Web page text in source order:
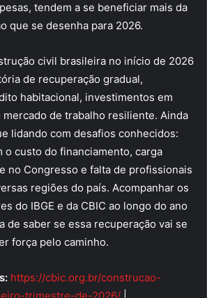
tendem a se beneficiar mais da
que se desenha para 2026.
civil brasileira no início de 2026
de recuperação gradual,
habitacional, investimentos em
de trabalho resiliente. Ainda
lidando com desafios conhecidos:
o custo do financiamento, carga
no Congresso e falta de profissionais
regiões do país. Acompanhar os
do IBGE e da CBIC ao longo do ano
de saber se essa recuperação vai se
força pelo caminho.
https://cbic.org.br/construcao-